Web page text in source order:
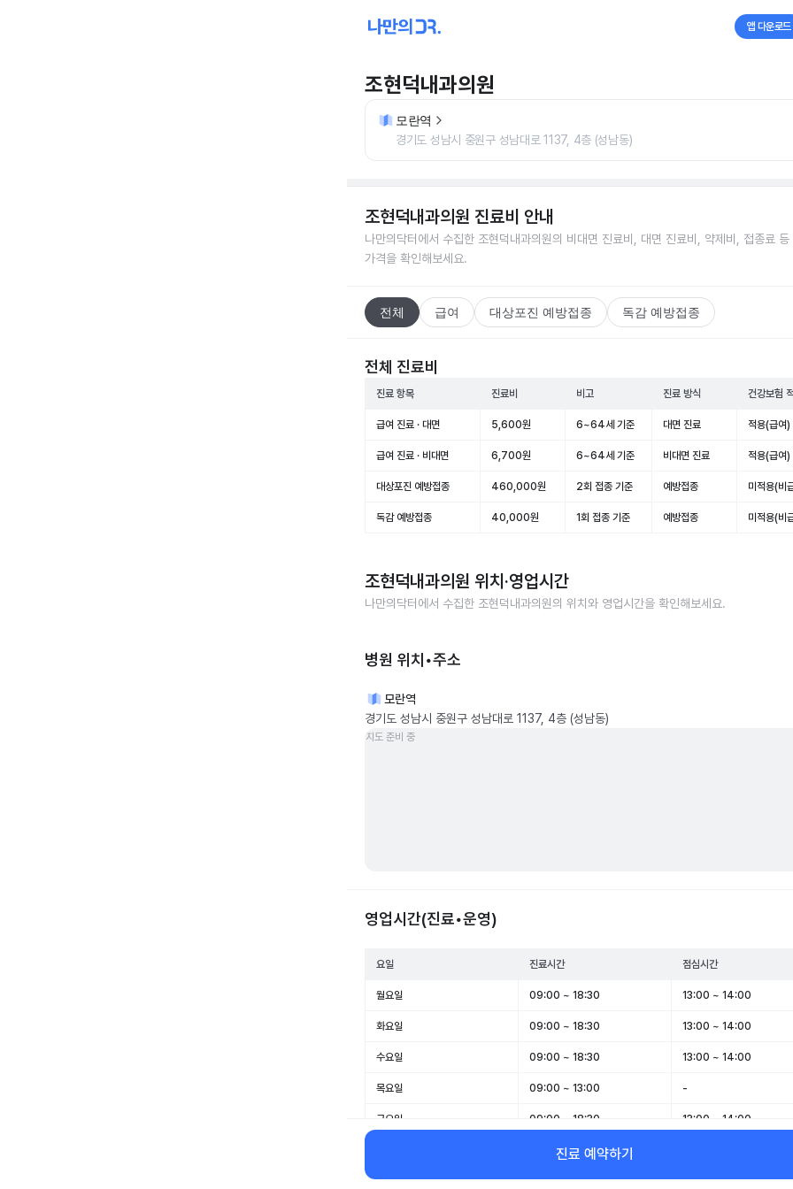
앱 다운로드
조현덕내과의원
모란역
경기도 성남시 중원구 성남대로 1137, 4층 (성남동)
조현덕내과의원 진료비 안내
나만의닥터에서 수집한 조현덕내과의원의 비대면 진료비, 대면 진료비, 약제비, 접종료 등
가격을 확인해보세요.
전체 급여 대상포진 예방접종 독감 예방접종
전체 진료비
진료 항목 진료비 비고 진료 방식 건강보험
급여 진료 · 대면 5,600원 6~64세 기준 대면 진료 적용(급여)
급여 진료 · 비대면 6,700원 6~64세 기준 비대면 진료 적용(급여)
대상포진 예방접종 460,000원 2회 접종 기준 예방접종 미적용(비
독감 예방접종 40,000원 1회 접종 기준 예방접종 미적용(비
조현덕내과의원 위치·영업시간
나만의닥터에서 수집한 조현덕내과의원의 위치와 영업시간을 확인해보세요.
병원 위치•주소
모란역
경기도 성남시 중원구 성남대로 1137, 4층 (성남동)
지도 준비 중
영업시간(진료•운영)
요일 진료시간 점심시간
월요일 09:00 ~ 18:30 13:00 ~ 14:00
화요일 09:00 ~ 18:30 13:00 ~ 14:00
수요일 09:00 ~ 18:30 13:00 ~ 14:00
목요일 09:00 ~ 13:00 -
금요일 09:00 ~ 18:30 13:00 ~ 14:00
09:00 ~ 14:00
일요일 휴무 -
진료 예약하기